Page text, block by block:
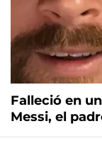
Falleció en
Messi, el